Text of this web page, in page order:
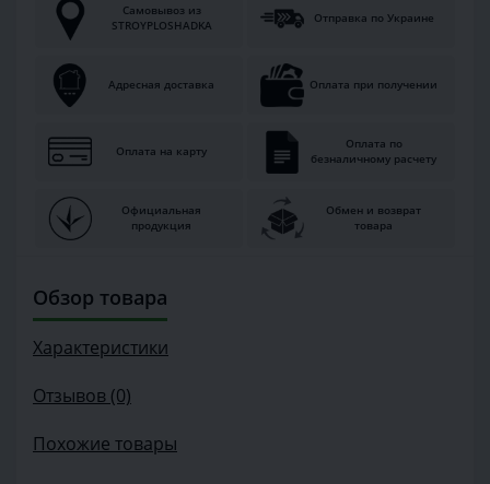
Самовывоз из
STROYPLOSHADKA
Отправка по Украине
Адресная доставка Оплата при получении
Оплата на карту
Оплата по
безналичному расчету
Официальная
продукция
Обмен и возврат
товара
Обзор товара
Характеристики
Отзывов (0)
Похожие товары